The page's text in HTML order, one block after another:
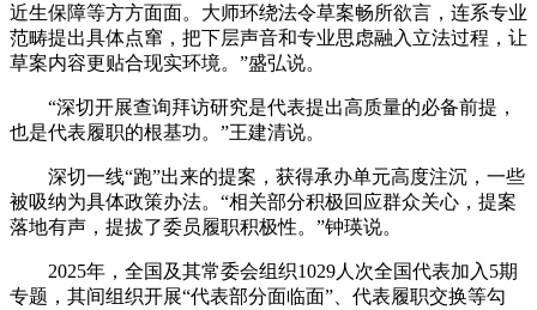
近生保障等方方面面。大师环绕法令草案畅所欲言，连系专业
范畴提出具体点窜，把下层声音和专业思虑融入立法过程，让
草案内容更贴合现实环境。”盛弘说。
“深切开展查询拜访研究是代表提出高质量的必备前提，
也是代表履职的根基功。”王建清说。
深切一线“跑”出来的提案，获得承办单元高度注沉，一些
被吸纳为具体政策办法。“相关部分积极回应群众关心，提案
落地有声，提拔了委员履职积极性。”钟瑛说。
2025年，全国及其常委会组织1029人次全国代表加入5期
专题，其间组织开展“代表部分面临面”、代表履职交换等勾